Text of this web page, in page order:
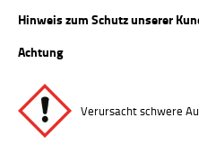
Hinweis zum Schutz unserer
Achtung
Verursacht schwere